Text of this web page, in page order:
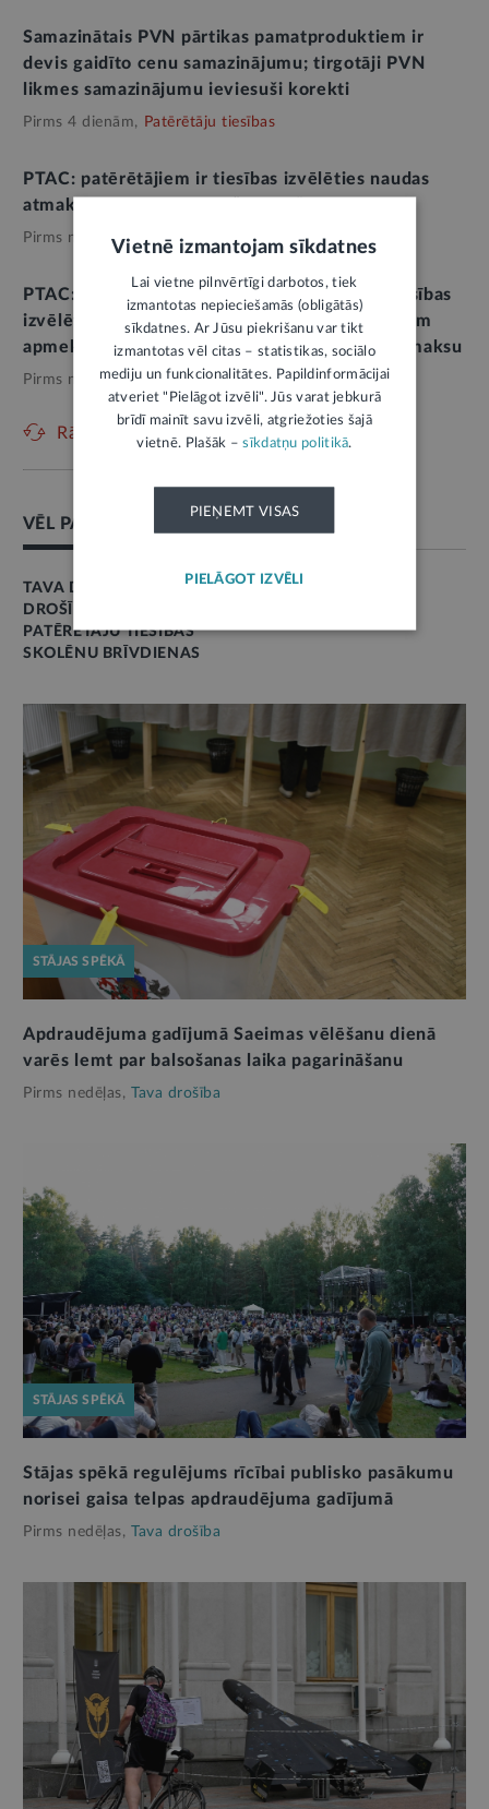
Samazinātais PVN pārtikas pamatproduktiem ir
devis gaidīto cenu samazinājumu; tirgotāji PVN
likmes samazinājumu ieviesuši korekti
Pirms 4 dienām, Patērētāju tiesības
PTAC: patērētājiem ir tiesības izvēlēties naudas
atmaksu par nenotikušo “Pitbull” koncertu
Pirms nedēļas, Patērētāju tiesības
PTAC: “Pitbull” koncerta apmeklētājiem ir tiesības
izvēlēties – piekrist organizatoru piedāvājumam
apmeklēt citu koncertu vai saņemt naudas atmaksu
Pirms nedēļas, Patērētāju tiesības
Rādīt vēl
VĒL PAR ŠO TĒMU
TAVA DROŠĪBA
DROŠĪBA
PATĒRĒTĀJU TIESĪBAS
SKOLĒNU BRĪVDIENAS
STĀJAS SPĒKĀ
Apdraudējuma gadījumā Saeimas vēlēšanu dienā
varēs lemt par balsošanas laika pagarināšanu
Pirms nedēļas, Tava drošība
STĀJAS SPĒKĀ
Stājas spēkā regulējums rīcībai publisko pasākumu
norisei gaisa telpas apdraudējuma gadījumā
Pirms nedēļas, Tava drošība
Vietnē izmantojam sīkdatnes
Lai vietne pilnvērtīgi darbotos, tiek
izmantotas nepieciešamās (obligātās)
sīkdatnes. Ar Jūsu piekrišanu var tikt
izmantotas vēl citas – statistikas, sociālo
mediju un funkcionalitātes. Papildinformācijai
atveriet "Pielāgot izvēli". Jūs varat jebkurā
brīdī mainīt savu izvēli, atgriežoties šajā
vietnē. Plašāk –sīkdatņu politikā.
PIEŅEMT VISAS
PIELĀGOT IZVĒLI